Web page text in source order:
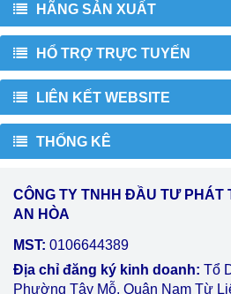
HÃNG SẢN XUẤT
HỔ TRỢ TRỰC TUYẾN
LIÊN KẾT WEBSITE
THỐNG KÊ
CÔNG TY TNHH ĐẦU TƯ PHÁT
AN HÒA
MST: 0106644389
Địa chỉ đăng ký kinh doanh: Tổ
Phường Tây Mỗ, Quận Nam Từ